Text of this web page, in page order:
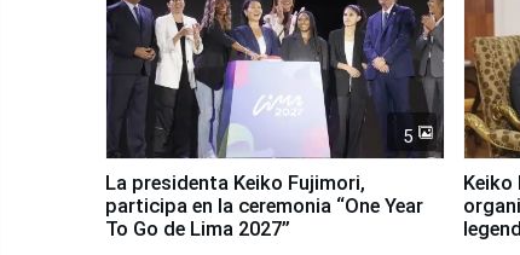
5
La presidenta Keiko Fujimori,
participa en la ceremonia “One Year
To Go de Lima 2027”